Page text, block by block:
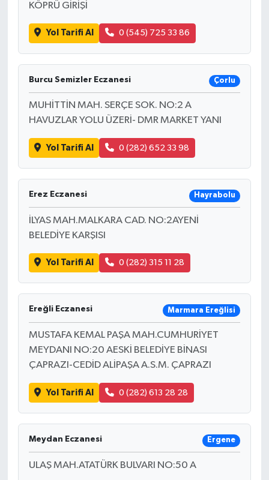
KÖPRÜ GİRİŞİ
Yol Tarifi Al 0 (545) 725 33 86
Burcu Semizler Eczanesi Çorlu
MUHİTTİN MAH. SERÇE SOK. NO:2 A
HAVUZLAR YOLU ÜZERİ- DMR MARKET YANI
Yol Tarifi Al 0 (282) 652 33 98
Erez Eczanesi Hayrabolu
İLYAS MAH.MALKARA CAD. NO:2AYENİ
BELEDİYE KARŞISI
Yol Tarifi Al 0 (282) 315 11 28
Ereğli Eczanesi Marmara Ereğlisi
MUSTAFA KEMAL PAŞA MAH.CUMHURİYET
MEYDANI NO:20 AESKİ BELEDİYE BİNASI
ÇAPRAZI-CEDİD ALİPAŞA A.S.M. ÇAPRAZI
Yol Tarifi Al 0 (282) 613 28 28
Meydan Eczanesi Ergene
ULAŞ MAH.ATATÜRK BULVARI NO:50 A